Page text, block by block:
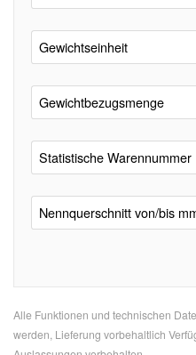
Gewichtseinheit
Gewichtbezugsmenge
Statistische Warennummer
Nennquerschnitt von/bis
Alle Funktionen und technischen
werden, Lieferung vorbehaltlich